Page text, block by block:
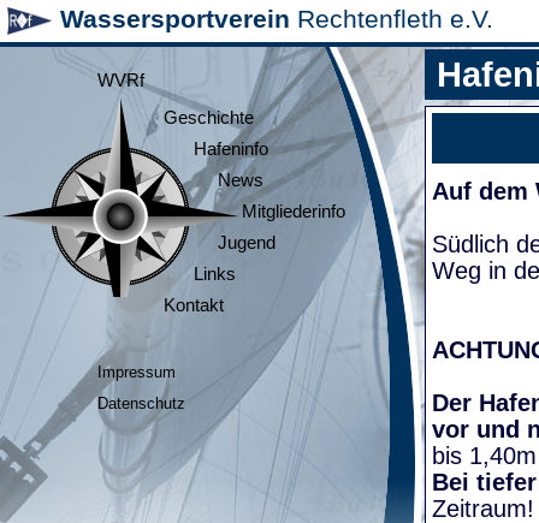
Wassersportverein Rechtenfleth e.V.
WVRf
Geschichte
Hafeninfo
News
Mitgliederinfo
Jugend
Links
Kontakt
Impressum
Datenschutz
Auf dem
Südlich
Weg in
Der
vor und
bis
Bei